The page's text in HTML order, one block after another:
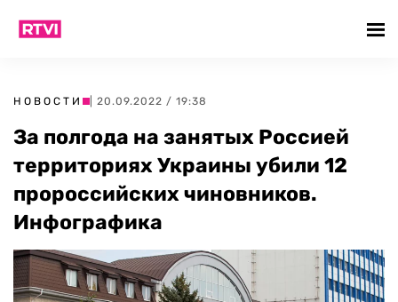
НОВОСТИ | 20.09.2022 / 19:38
За полгода на занятых Россией
территориях Украины убили 12
пророссийских чиновников.
Инфографика